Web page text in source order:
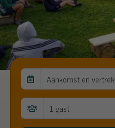
Aankomst en vertrek
1 gast